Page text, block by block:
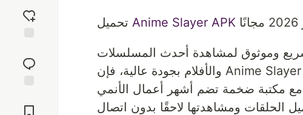
reaction
Comments
Anime Slayer APK
وموثوق لمشاهدة أحدث المسلسلات
والأفلام بجودة عالية، فإن Anime Slayer يعد من أفضل تطبيقات بث الأنمي المتوفرة
مكتبة ضخمة تضم أشهر أعمال الأنمي
الحلقات ومشاهدتها لاحقًا بدون اتصال